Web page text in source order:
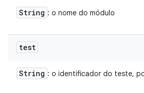
String : o nome do módulo
test
String : o identificador do teste,